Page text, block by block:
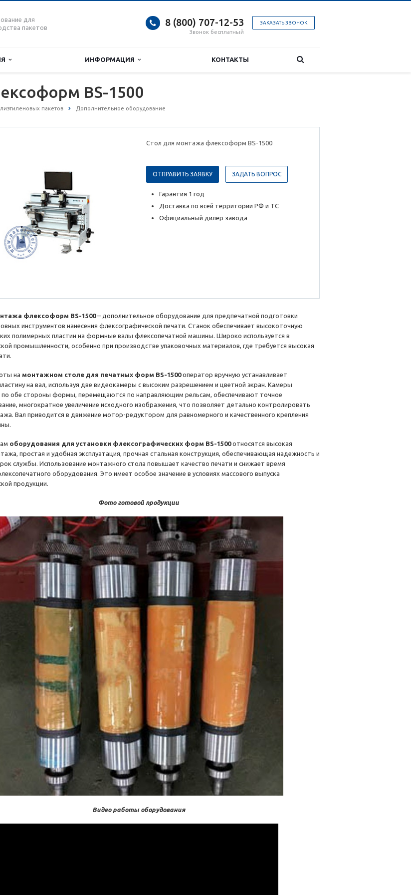
для
пакетов
ЗАКАЗАТЬ ЗВОНОК
8 (800) 707-12-53
Звонок бесплатный
ИНФОРМАЦИЯ КОНТАКТЫ
BS-1500
пакетов Дополнительное оборудование
Стол для монтажа флексоформ BS-1500
ОТПРАВИТЬ ЗАЯВКУ ЗАДАТЬ ВОПРОС
Гарантия 1 год
Доставка по всей территории РФ и ТС
Официальный дилер завода
флексоформ BS-1500– дополнительное оборудование для предпечатной подготовки
инструментов нанесения флексографической печати. Станок обеспечивает высокоточную
полимерных пластин на формные валы флексопечатной машины. Широко используется в
промышленности, особенно при производстве упаковочных материалов, где требуется высокая
на монтажном столе для печатных форм BS-1500оператор вручную устанавливает
на вал, используя две видеокамеры с высоким разрешением и цветной экран. Камеры
обе стороны формы, перемещаются по направляющим рельсам, обеспечивают точное
многократное увеличение исходного изображения, что позволяет детально контролировать
Вал приводится в движение мотор-редуктором для равномерного и качественного крепления
оборудования для установки флексографических форм BS-1500относятся высокая
простая и удобная эксплуатация, прочная стальная конструкция, обеспечивающая надежность и
службы. Использование монтажного стола повышает качество печати и снижает время
оборудования. Это имеет особое значение в условиях массового выпуска
продукции.
Фото готовой продукции
Видео работы оборудования